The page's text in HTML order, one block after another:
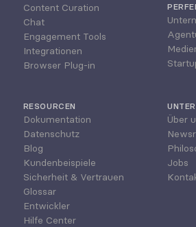
Content Curation
Chat
Engagement Tools
Integrationen
Browser Plug-in
RESOURCEN
Dokumentation
Datenschutz
Blog
Kundenbeispiele
Sicherheit & Vertrauen
Glossar
Entwickler
Hilfe Center
Über
Jobs